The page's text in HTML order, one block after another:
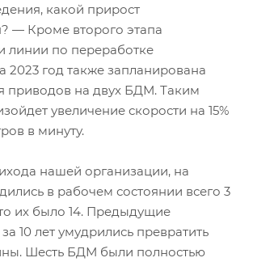
какой прирост
— Кроме второго этапа
линии по переработке
2023 год также запланирована
приводов на двух БДМ. Таким
увеличение скорости на 15%
в минуту.
нашей организации, на
в рабочем состоянии всего 3
их было 14. Предыдущие
10 лет умудрились превратить
Шесть БДМ были полностью